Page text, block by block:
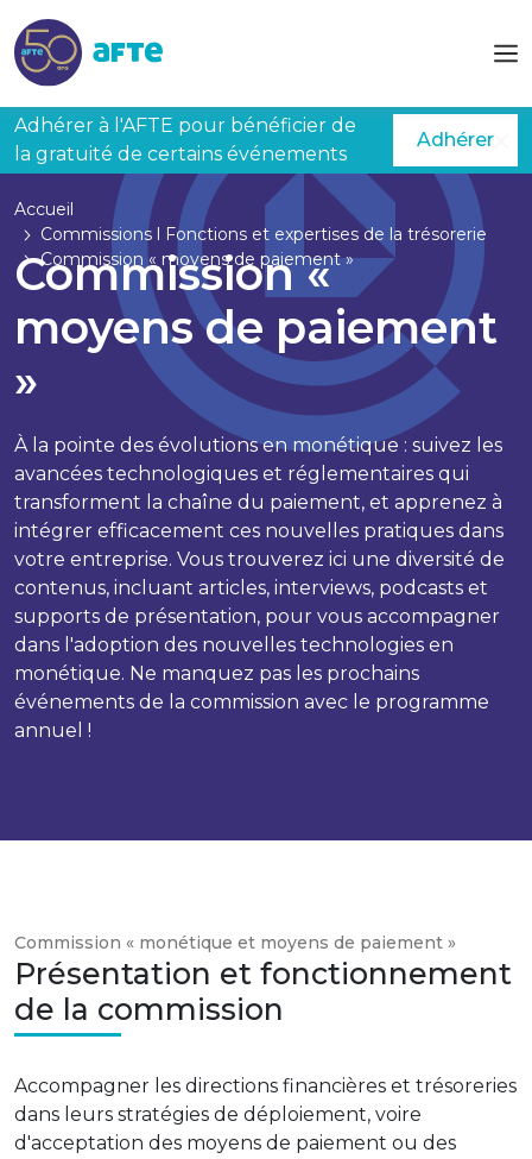
Adhérer à l'AFTE pour bénéficier de
la gratuité de certains événements
Adhérer
Accueil
Commissions l Fonctions et expertises de la trésorerie
Commission « moyens de paiement »
Commission «
moyens de paiement
»
À la pointe des évolutions en monétique : suivez les
avancées technologiques et réglementaires qui
transforment la chaîne du paiement, et apprenez à
intégrer efficacement ces nouvelles pratiques dans
votre entreprise. Vous trouverez ici une diversité de
contenus, incluant articles, interviews, podcasts et
supports de présentation, pour vous accompagner
dans l'adoption des nouvelles technologies en
monétique. Ne manquez pas les prochains
événements de la commission avec le programme
annuel !
Commission « monétique et moyens de paiement »
Présentation et fonctionnement
de la commission
Accompagner les directions financières et trésoreries
dans leurs stratégies de déploiement, voire
d'acceptation des moyens de paiement ou des